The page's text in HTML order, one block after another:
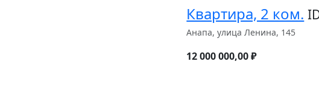
Квартира, 2 ком.
Анапа, улица Ленина, 145
12 000 000,00 ₽